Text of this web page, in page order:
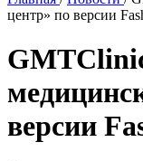
центр» по версии
версии